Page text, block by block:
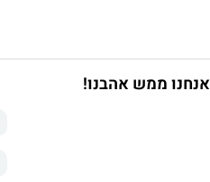
אנחנו ממש אהבנו!